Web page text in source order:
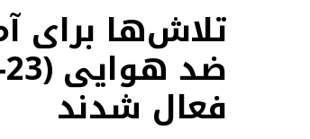
تلاش‌ها برای
فعال شدند